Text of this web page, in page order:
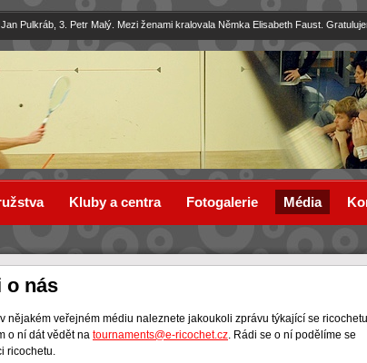
Pulkráb, 3. Petr Malý. Mezi ženami kralovala Němka Elisabeth Faust.
o nás
nějakém veřejném médiu naleznete jakoukoli zprávu týkající se
o ní dát vědět na tournaments@e-ricochet.cz . Rádi se o ní podělíme se
ricochetu.
Kluby a centra Fotogalerie Média